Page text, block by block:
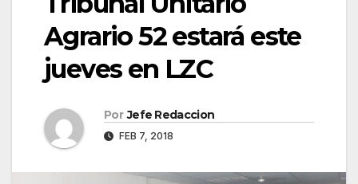
Agrario 52 estará este
jueves en LZC
Por Jefe Redaccion
FEB 7, 2018